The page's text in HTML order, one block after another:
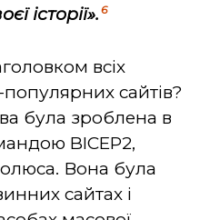
історії». 6
всіх
сайтів?
була зроблена в
BICEP2,
Вона була
сайтах і